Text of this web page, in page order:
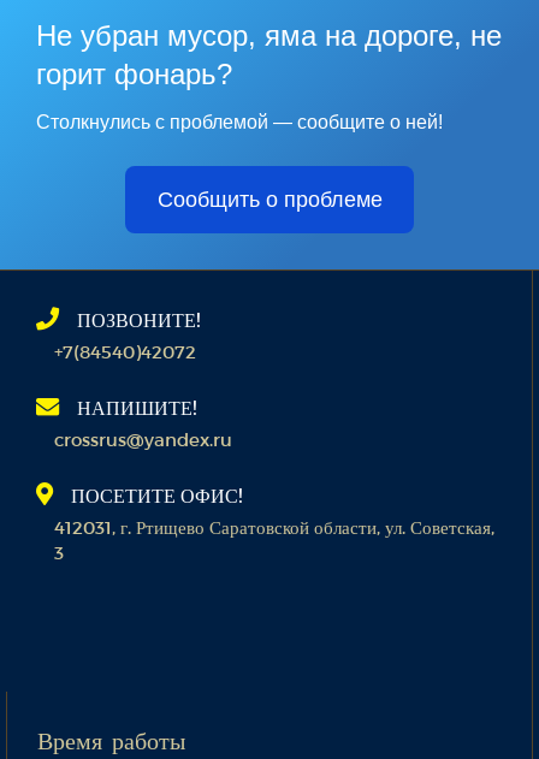
Не убран мусор, яма на дороге, не
горит фонарь?
Столкнулись с проблемой — сообщите о ней!
Сообщить о проблеме
ПОЗВОНИТЕ!
+7(84540)42072
НАПИШИТЕ!
crossrus@yandex.ru
ПОСЕТИТЕ ОФИС!
412031, г. Ртищево Саратовской области, ул. Советская,
3
Время работы